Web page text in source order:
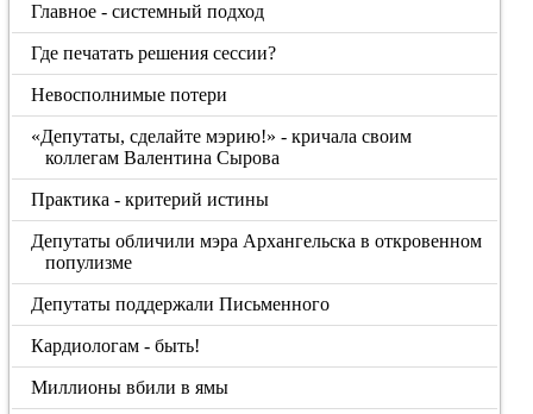
Главное - системный подход
Где печатать решения сессии?
Невосполнимые потери
«Депутаты, сделайте мэрию!» - кричала своим
коллегам Валентина Сырова
Практика - критерий истины
Депутаты обличили мэра Архангельска в откровенном
популизме
Депутаты поддержали Письменного
Кардиологам - быть!
Миллионы вбили в ямы